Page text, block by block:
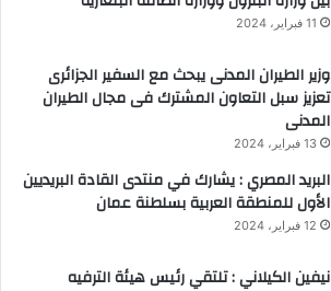
11 فبراير، 2024
وزير الطيران المدنى يبحث مع السفير الجزائرى
تعزيز سبل التعاون المشترك فى مجال الطيران
المدنى
13 فبراير، 2024
البريد المصري : يشارك في منتدى القادة البريديين
الأول للمنطقة العربية بسلطنة عمان
12 فبراير، 2024
نيفين الكيلاني : تلتقي رئيس هيئة الترفيه